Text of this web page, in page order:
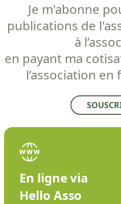
Je m'abonne
publications de
à
en payant ma
l’association
En ligne via
Hello Asso